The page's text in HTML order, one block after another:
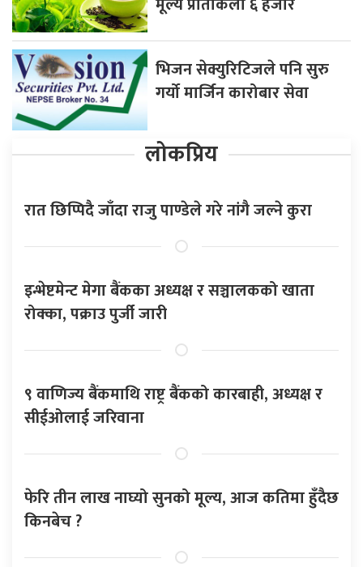
भिजन सेक्युरिटिजले पनि सुरु
गर्यो मार्जिन कारोबार सेवा
लोकप्रिय
रात छिप्पिदै जाँदा राजु पाण्डेले गरे नांगै जल्ने कुरा
इन्भेष्टमेन्ट मेगा बैंकका अध्यक्ष र सञ्चालकको खाता
रोक्का, पक्राउ पुर्जी जारी
९ वाणिज्य बैंकमाथि राष्ट्र बैंकको कारबाही, अध्यक्ष र
सीईओलाई जरिवाना
फेरि तीन लाख नाघ्यो सुनको मूल्य, आज कतिमा हुँदैछ
किनबेच ?